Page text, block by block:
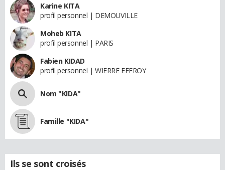
Karine KITA
profil personnel | DEMOUVILLE
Moheb KITA
profil personnel | PARIS
Fabien KIDAD
profil personnel | WIERRE EFFROY
Nom "KIDA"
Famille "KIDA"
Ils se sont croisés